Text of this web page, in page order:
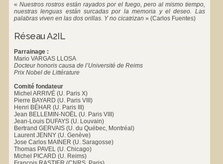
« Nuestros rostros están rayados por el fuego, pero al mismo tiempo,
nuestras lenguas están surcadas por la memoria y el deseo. Las
palabras viven en las dos orillas. Y no cicatrizan » (Carlos Fuentes)
Réseau A2IL
Parrainage :
Mario VARGAS LLOSA
Docteur honoris causa de l’Université de Reims
Prix Nobel de Littérature
Comité fondateur
Michel ARRIVÉ (U. Paris X)
Pierre BAYARD (U. Paris VIII)
Henri BÉHAR (U. Paris III)
Jean BELLEMIN-NOËL (U. Paris VIII)
Jean-Louis DUFAYS (U. Louvain)
Bertrand GERVAIS (U. du Québec, Montréal)
Laurent JENNY (U. Genève)
Jose Carlos MAINER (U. Saragosse)
Thomas PAVEL (U. Chicago)
Michel PICARD (U. Reims)